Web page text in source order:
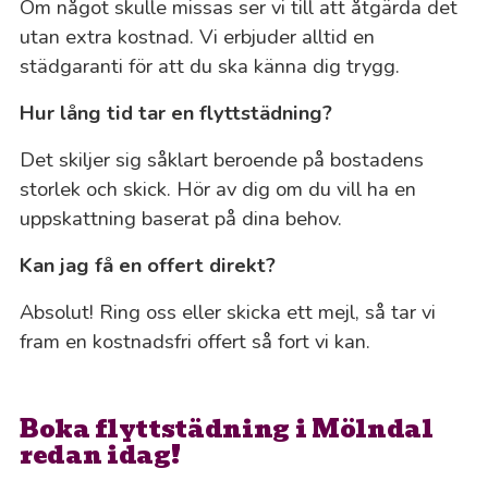
Om något skulle missas ser vi till att åtgärda det
utan extra kostnad. Vi erbjuder alltid en
städgaranti för att du ska känna dig trygg.
Hur lång tid tar en flyttstädning?
Det skiljer sig såklart beroende på bostadens
storlek och skick. Hör av dig om du vill ha en
uppskattning baserat på dina behov.
Kan jag få en offert direkt?
Absolut! Ring oss eller skicka ett mejl, så tar vi
fram en kostnadsfri offert så fort vi kan.
Boka flyttstädning i Mölndal
redan idag!